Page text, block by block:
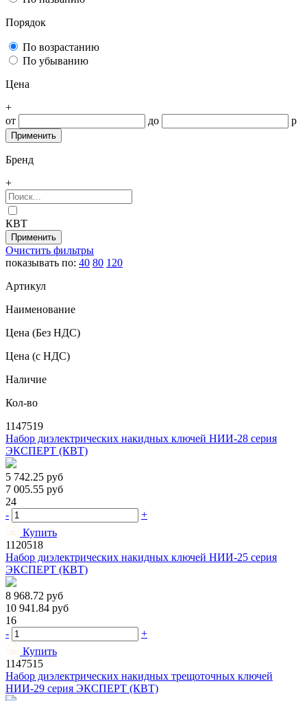
Порядок
По возрастанию
По убыванию
Цена
+
от
до р
Бренд
+
КВТ
Очистить фильтры
показывать по: 40 80 120
Артикул
Наименование
Цена (Без НДС)
Цена (с НДС)
Наличие
Кол-во
1147519
Набор диэлектрических накидных ключей НИИ-28 серия
ЭКСПЕРТ (КВТ)
5 742.25 руб
7 005.55 руб
24
-
+
Купить
1120518
Набор диэлектрических накидных ключей НИИ-25 серия
ЭКСПЕРТ (КВТ)
8 968.72 руб
10 941.84 руб
16
-
+
Купить
1147515
Набор диэлектрических накидных трещоточных ключей
НИИ-29 серия ЭКСПЕРТ (КВТ)